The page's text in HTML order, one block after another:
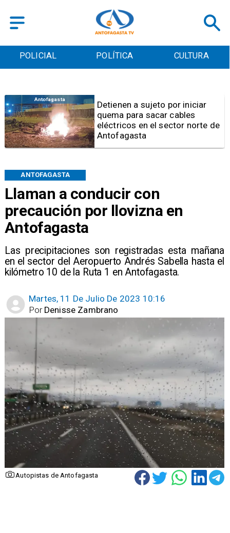
POLICIAL POLÍTICA CULTURA
Llaman a conducir con
precaución por llovizna en
Antofagasta
Las precipitaciones son registradas esta mañana
en el sector del Aeropuerto Andrés Sabella hasta el
kilómetro 10 de la Ruta 1 en Antofagasta.
ANTOFAGASTA
Martes, 11 De Julio De 2023 10:16
Denisse Zambrano
Por
Autopistas de Antofagasta
Antofagasta
Detienen a sujeto por iniciar
quema para sacar cables
eléctricos en el sector norte de
Antofagasta